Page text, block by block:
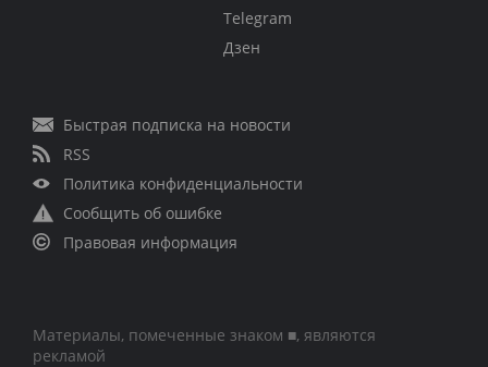
Telegram
Дзен
Быстрая подписка на новости
RSS
Политика конфиденциальности
Сообщить об ошибке
Правовая информация
Материалы, помеченные знаком ■, являются
рекламой